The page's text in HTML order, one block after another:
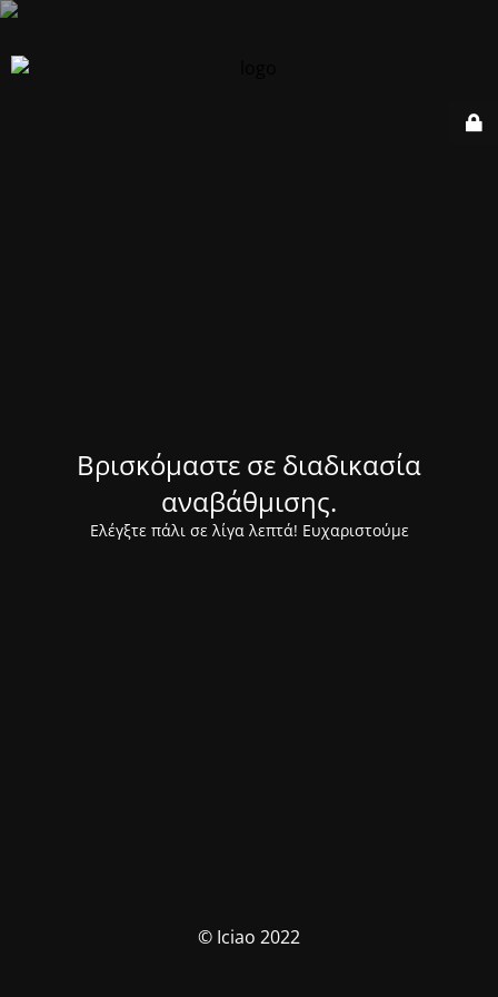
Βρισκόμαστε σε διαδικασία
αναβάθμισης.
Ελέγξτε πάλι σε λίγα λεπτά! Ευχαριστούμε
© Iciao 2022